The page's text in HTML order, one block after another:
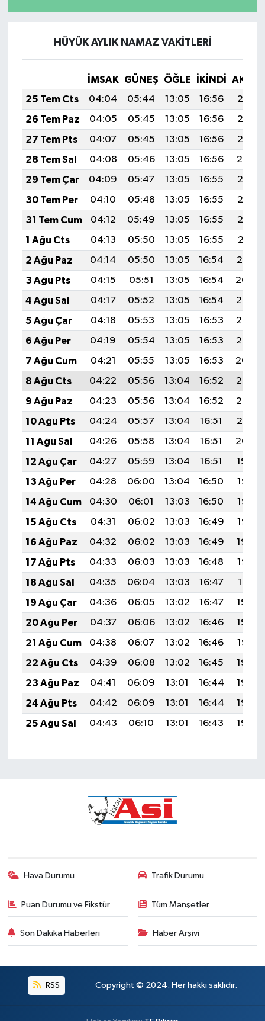
HÜYÜK AYLIK NAMAZ VAKITLERI
İMSAK GÜNEŞ ÖĞLE İKINDI
25 Tem Cts
04:04 05:44 13:05 16:56
20:17
26 Tem Paz
04:05 05:45 13:05 16:56
20:16
27 Tem Pts
04:07 05:45 13:05 16:56
20:15
28 Tem Sal
04:08 05:46 13:05 16:56
20:14
29 Tem Çar
04:09 05:47 13:05 16:55
20:13
30 Tem Per
04:10 05:48 13:05 16:55
20:12
31 Tem Cum
04:12 05:49 13:05 16:55
20:12
1 Ağu Cts
04:13 05:50 13:05 16:55
20:11
2 Ağu Paz
04:14 05:50 13:05 16:54
20:10
3 Ağu Pts
04:15 05:51 13:05 16:54
20:09
4 Ağu Sal
04:17 05:52 13:05 16:54
20:08
5 Ağu Çar
04:18 05:53 13:05 16:53
20:07
6 Ağu Per
04:19 05:54 13:05 16:53
20:05
7 Ağu Cum
04:21 05:55 13:05 16:53
20:04
8 Ağu Cts
04:22 05:56 13:04 16:52
20:03
9 Ağu Paz
04:23 05:56 13:04 16:52
20:02
10 Ağu Pts
04:24 05:57 13:04 16:51
20:01
11 Ağu Sal
04:26 05:58 13:04 16:51
20:00
12 Ağu Çar
04:27 05:59 13:04 16:51
19:59
13 Ağu Per
04:28 06:00 13:04 16:50
19:57
14 Ağu Cum
04:30 06:01 13:03 16:50
19:56
15 Ağu Cts
04:31 06:02 13:03 16:49
19:55
16 Ağu Paz
04:32 06:02 13:03 16:49
19:54
17 Ağu Pts
04:33 06:03 13:03 16:48
19:52
18 Ağu Sal
04:35 06:04 13:03 16:47
19:51
19 Ağu Çar
04:36 06:05 13:02 16:47
19:50
20 Ağu Per
04:37 06:06 13:02 16:46
19:48
21 Ağu Cum
04:38 06:07 13:02 16:46
19:47
22 Ağu Cts
04:39 06:08 13:02 16:45
19:46
23 Ağu Paz
04:41 06:09 13:01 16:44
19:44
24 Ağu Pts
04:42 06:09 13:01 16:44
19:43
25 Ağu Sal
04:43 06:10 13:01 16:43 19:42
Hava Durumu Trafik Durumu
Puan Durumu ve Fikstür Tüm Manşetler
Son Dakika Haberleri Haber Arşivi
RSS Copyright © 2024. Her hakkı saklıdır.